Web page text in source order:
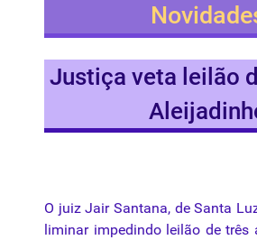
Justiça veta leilão
O juiz JairSantana, de Santa
liminar impedindo leilão detrês